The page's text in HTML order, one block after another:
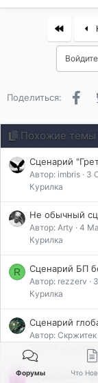
Поделиться:
Похожие темы
Сценарий
Автор: imbris 3
Курилка
Не обычный
Автор: Arty 4
Курилка
R Сценарий БП
Автор: rezzerv
Курилка
Сценарий
Автор: Скржитек
Третья мировая
K Неудобный
Форумы Что